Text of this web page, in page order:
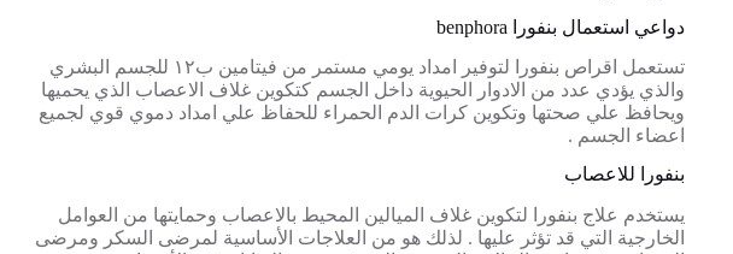
دواعي استعمال بنفورا benphora
تستعمل اقراص بنفورا لتوفير امداد يومي مستمر من فيتامين ب١٢ للجسم البشري
والذي يؤدي عدد من الادوار الحيوية داخل الجسم كتكوين غلاف الاعصاب الذي يحميها
ويحافظ علي صحتها وتكوين كرات الدم الحمراء للحفاظ علي امداد دموي قوي لجميع
اعضاء الجسم .
بنفورا للاعصاب
يستخدم علاج بنفورا لتكوين غلاف الميالين المحيط بالاعصاب وحمايتها من العوامل
الخارجية التي قد تؤثر عليها . لذلك هو من العلاجات الأساسية لمرضى السكر ومرضى